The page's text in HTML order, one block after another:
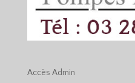
Accès Admin